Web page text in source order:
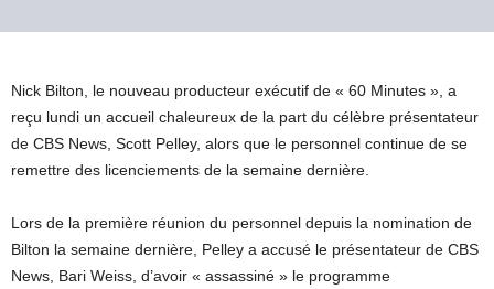
Nick Bilton, le nouveau producteur exécutif de « 60 Minutes », a
reçu lundi un accueil chaleureux de la part du célèbre présentateur
de CBS News, Scott Pelley, alors que le personnel continue de se
remettre des licenciements de la semaine dernière.
Lors de la première réunion du personnel depuis la nomination de
Bilton la semaine dernière, Pelley a accusé le présentateur de CBS
News, Bari Weiss, d’avoir « assassiné » le programme